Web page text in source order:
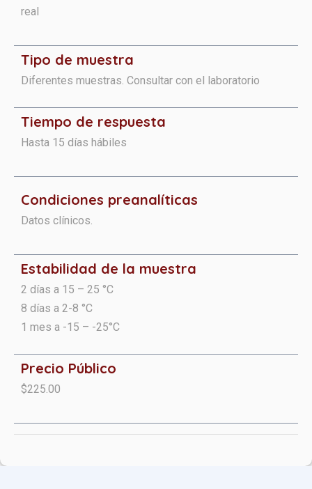
real
Tipo de muestra
Diferentes muestras. Consultar con el laboratorio
Tiempo de respuesta
Hasta 15 días hábiles
Condiciones preanalíticas​​​
Datos clínicos.
Estabilidad de la muestra
2 días a 15 – 25 °C
8 días a 2-8 °C
1 mes a -15 – -25°C
Precio Público
$225.00